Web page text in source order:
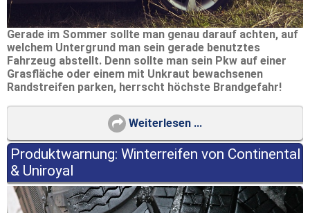
Gerade im Sommer sollte man genau darauf achten, auf
welchem Untergrund man sein gerade benutztes
Fahrzeug abstellt. Denn sollte man sein Pkw auf einer
Grasfläche oder einem mit Unkraut bewachsenen
Randstreifen parken, herrscht höchste Brandgefahr!
Weiterlesen ...
Produktwarnung: Winterreifen von Continental
& Uniroyal